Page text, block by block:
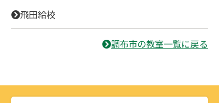
飛田給校
調布市の教室一覧に戻る